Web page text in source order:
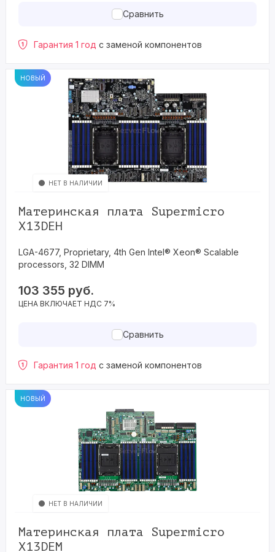
Сравнить
Гарантия 1 год с заменой компонентов
НОВЫЙ
НЕТ В НАЛИЧИИ
Материнская плата Supermicro
X13DEH
LGA-4677, Proprietary, 4th Gen Intel® Xeon® Scalable
processors, 32 DIMM
103 355 руб.
ЦЕНА ВКЛЮЧАЕТ НДС 7%
Сравнить
Гарантия 1 год с заменой компонентов
НОВЫЙ
НЕТ В НАЛИЧИИ
Материнская плата Supermicro
X13DEM